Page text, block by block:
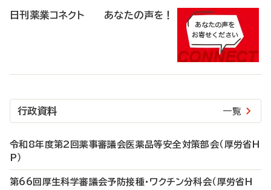
日刊薬業コネクト あなたの声を！
行政資料 一覧
令和8年度第2回薬事審議会医薬品等安全対策部会（厚労省H
P）
第66回厚生科学審議会予防接種・ワクチン分科会（厚労省H